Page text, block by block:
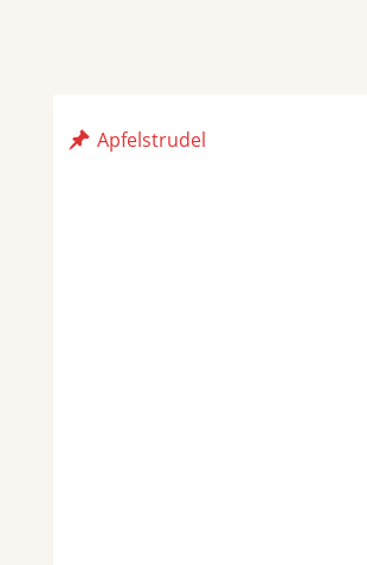
Apfelstrudel